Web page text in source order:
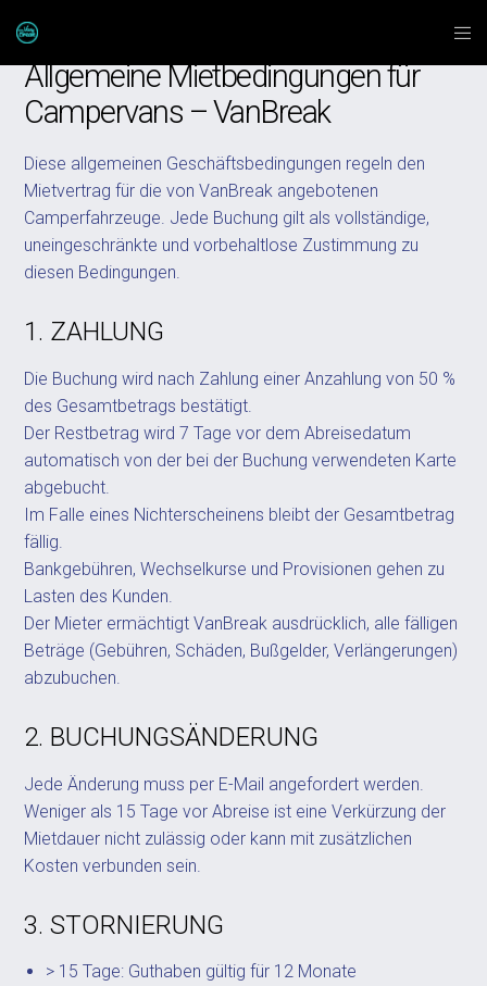
Allgemeine Mietbedingungen für
Campervans – VanBreak
Diese allgemeinen Geschäftsbedingungen regeln den
Mietvertrag für die von VanBreak angebotenen
Camperfahrzeuge. Jede Buchung gilt als vollständige,
uneingeschränkte und vorbehaltlose Zustimmung zu
diesen Bedingungen.
1. ZAHLUNG
Die Buchung wird nach Zahlung einer Anzahlung von 50 %
des Gesamtbetrags bestätigt.
Der Restbetrag wird 7 Tage vor dem Abreisedatum
automatisch von der bei der Buchung verwendeten Karte
abgebucht.
Im Falle eines Nichterscheinens bleibt der Gesamtbetrag
fällig.
Bankgebühren, Wechselkurse und Provisionen gehen zu
Lasten des Kunden.
Der Mieter ermächtigt VanBreak ausdrücklich, alle fälligen
Beträge (Gebühren, Schäden, Bußgelder, Verlängerungen)
abzubuchen.
2. BUCHUNGSÄNDERUNG
Jede Änderung muss per E-Mail angefordert werden.
Weniger als 15 Tage vor Abreise ist eine Verkürzung der
Mietdauer nicht zulässig oder kann mit zusätzlichen
Kosten verbunden sein.
3. STORNIERUNG
> 15 Tage: Guthaben gültig für 12 Monate